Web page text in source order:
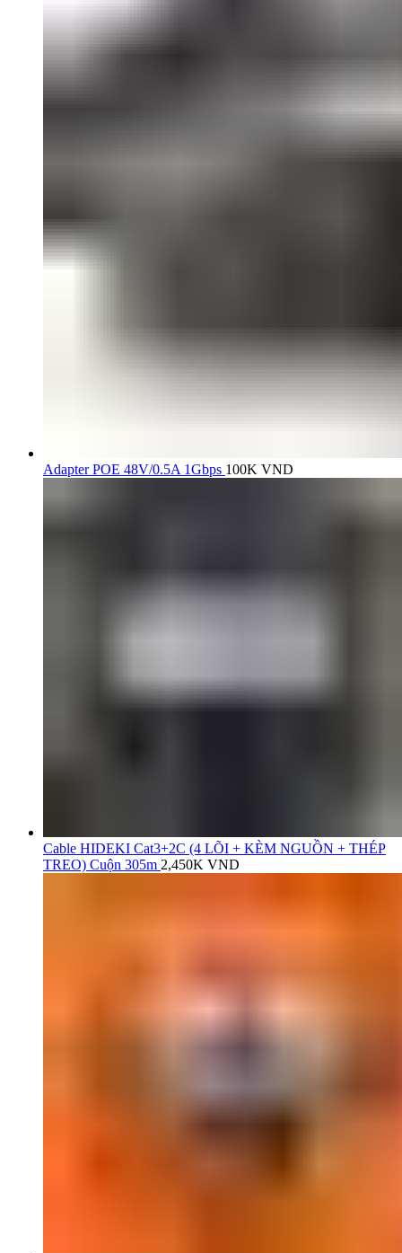
Adapter POE 48V/0.5A 1Gbps 100K VND
Cable HIDEKI Cat3+2C (4 LÕI + KÈM NGUỒN + THÉP
TREO) Cuộn 305m 2,450K VND